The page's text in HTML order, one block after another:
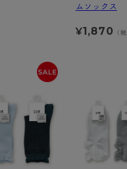
ムソックス
¥1,870 （